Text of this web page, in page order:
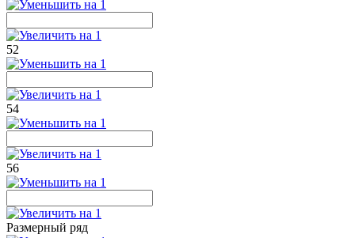
52
54
56
Размерный ряд